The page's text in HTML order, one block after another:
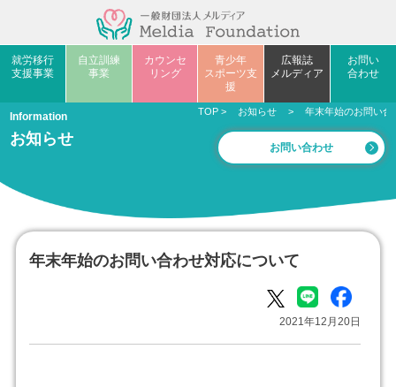
就労移行
支援事業
自立訓練
事業
カウンセ
リング
青少年
スポーツ支
援
広報誌
メルディア
お問い
合わせ
Information
お知らせ
TOP > お知らせ > 年末年始のお問い合
お問い合わせ
年末年始のお問い合わせ対応について
2021年12月20日